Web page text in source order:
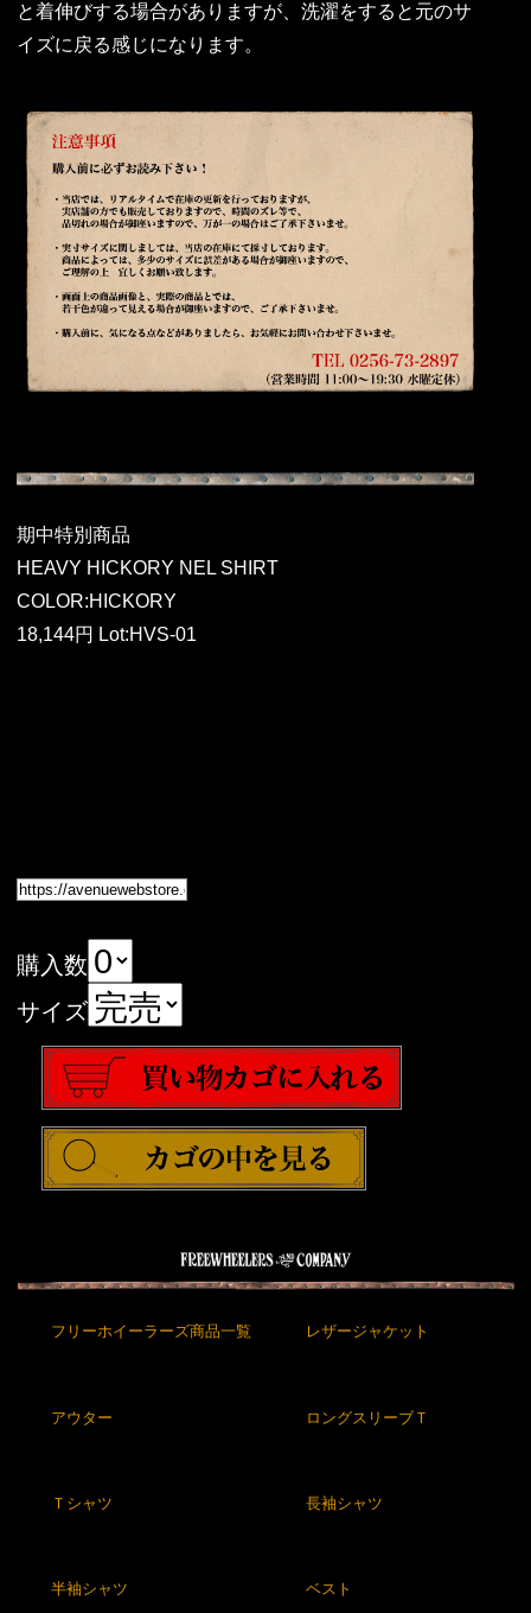
と着伸びする場合がありますが、洗濯をすると元のサ
イズに戻る感じになります。
期中特別商品
HEAVY HICKORY NEL SHIRT
COLOR:HICKORY
18,144円 Lot:HVS-01
購入数
サイズ
フリーホイーラーズ商品一覧 レザージャケット
アウター ロングスリーブＴ
Ｔシャツ 長袖シャツ
半袖シャツ ベスト